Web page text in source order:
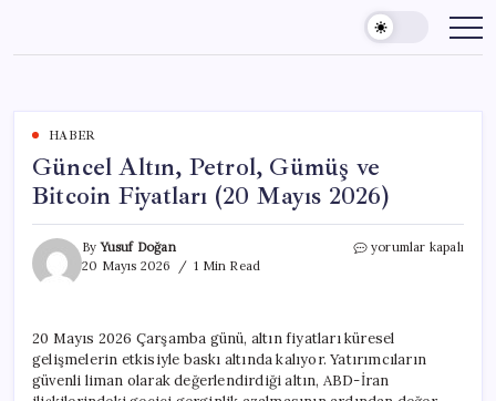
content
HABER
Güncel Altın, Petrol, Gümüş ve
Bitcoin Fiyatları (20 Mayıs 2026)
ByYusuf Doğan
20 Mayıs 2026
1 Min Read
Güncel
Bitcoin
Fiyatları
(20
Mayıs
yorumlar kapalı
20 Mayıs 2026 Çarşamba günü, altın fiyatları küresel
gelişmelerin etkisiyle baskı altında kalıyor. Yatırımcıların
güvenli liman olarak değerlendirdiği altın, ABD-İran